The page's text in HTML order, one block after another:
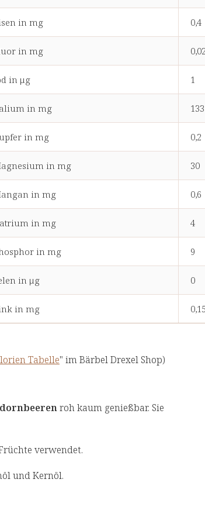
in mg 0,4
in mg
in μg 1
in mg 133
in mg 0,2
in mg 30
in mg 0,6
in mg 4
in mg 9
in μg 0
in mg
Tabelle" im Bärbel Drexel Shop)
roh kaum genießbar. Sie
verwendet.
und Kernöl.